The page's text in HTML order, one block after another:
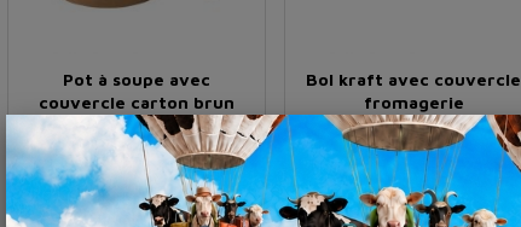
Pot à soupe avec
couvercle carton brun
Prix
Dès0€
,162 HT l'unité*
Soit 4,05 €HTles 25 unités
Bol kraft avec couvercle
fromagerie
Prix
Dès0€
,100
HTl'unité*
Soit 5,01 €HTles 50 unités